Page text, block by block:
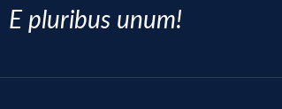
E pluribus unum!